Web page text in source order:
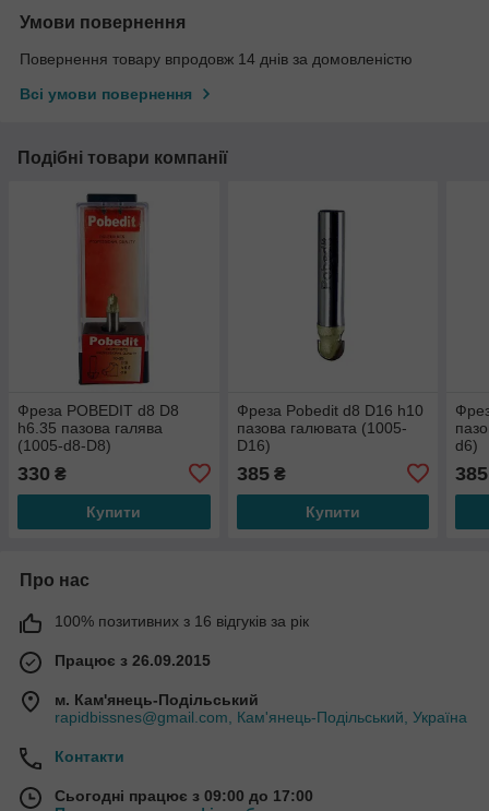
Умови повернення
Повернення товару впродовж 14 днів за домовленістю
Всі умови повернення
Подібні товари компанії
Фреза POBEDIT d8 D8
h6.35 пазова галява
(1005-d8-D8)
330 ₴
Купити
Фреза Pobedit d8 D16 h10
пазова галювата (1005-
D16)
385₴
Купити
d6)
385
Про нас
100% позитивних з 16 відгуків за рік
Працює з 26.09.2015
м. Кам'янець-Подільський
rapidbissnes@gmail.com, Кам'янець-Подільський, Україна
Контакти
Сьогодні працює з 09:00 до 17:00